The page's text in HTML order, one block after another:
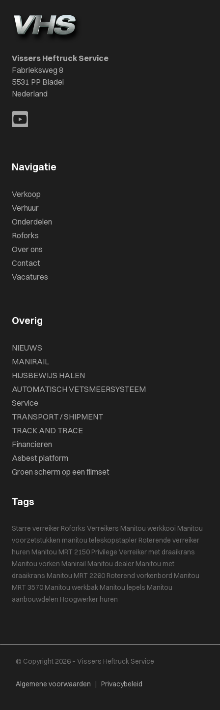
Vissers Heftruck Service
Fabrieksweg 8
5531 PP Bladel
Nederland
Navigatie
Verkoop
Verhuur
Onderdelen
Roforks
Over ons
Contact
Vacatures
Overig
NIEUWS
MANIRAIL
HIJSBEWIJS HALEN
AUTOMATISCH VETSMEERSYSTEEM
Service
TRANSPORT / SHIPMENT
TRACK AND TRACE
Financieren
Asbest platform
Groen scherm op een filmset
Tags
Starre verreiker Roforks Verreikers Manitou werkkooi Manitou
voorzetstukken manitou teleskopstapler Roterende verreiker
huren Manitou MRT 2150 Privilege Verreiker met draaikrans
Manitou vorken Manirail Manitou dealer Manitou met
draaikrans Manitou MRT 2260 Roterend vorkenbord Manitou
MRT 3570 Manitou werkbak Manitou lepels Manitou
aanbouwdelen Hoogwerker huren
© Copyright 2026 – Vissers Heftruck Service
Algemene voorwaarden Privacybeleid